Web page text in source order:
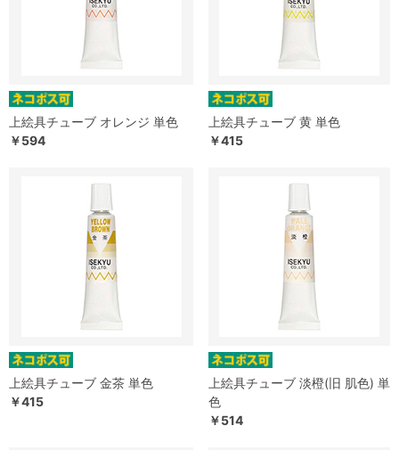
上絵具チューブ オレンジ 単色
￥594
上絵具チューブ 黄 単色
￥415
上絵具チューブ 金茶 単色
￥415
上絵具チューブ 淡橙(旧 肌色) 単
色
￥514